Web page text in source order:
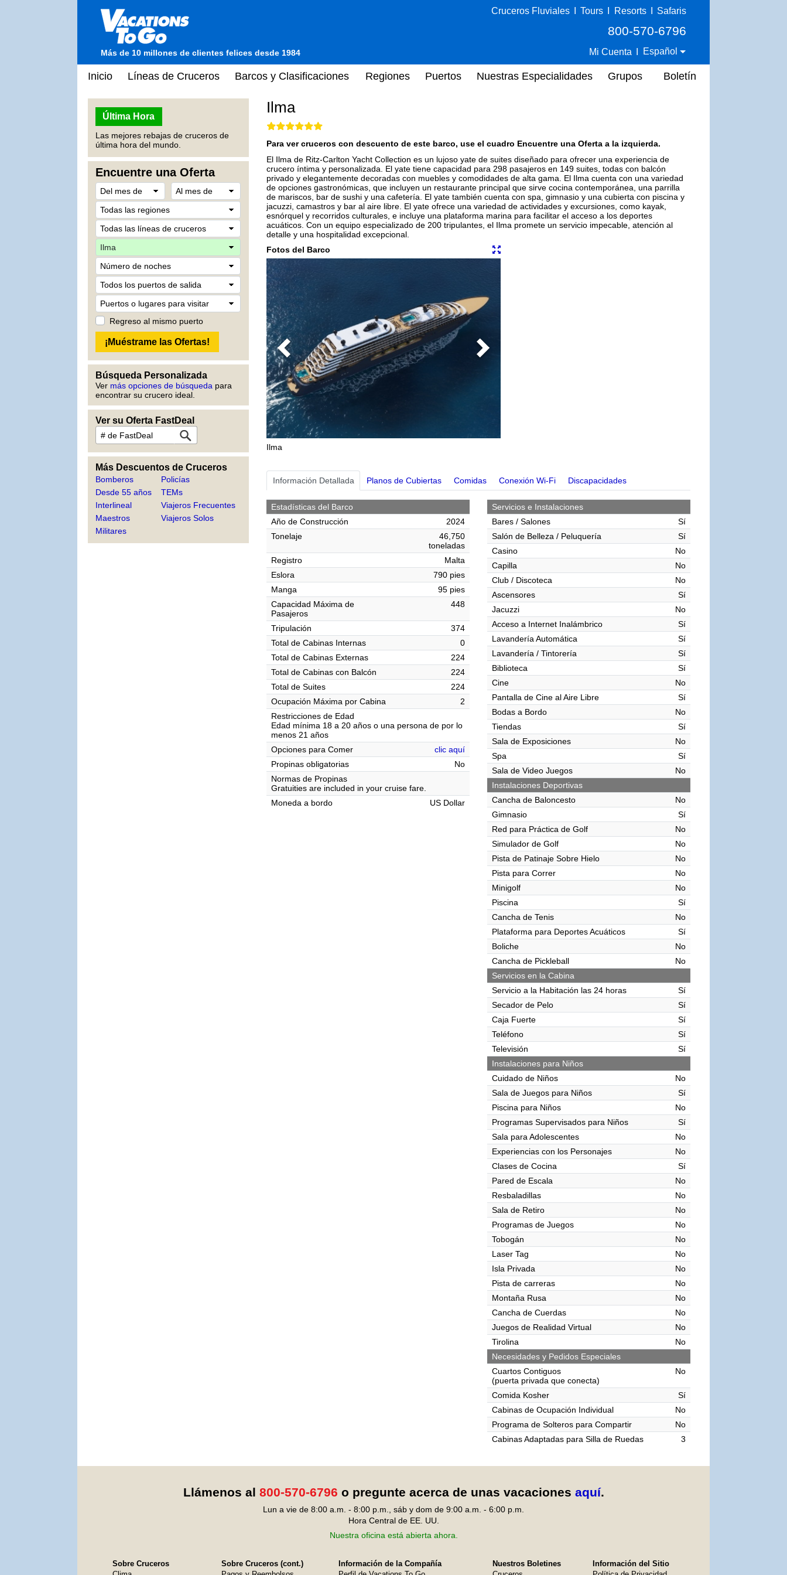
Más de 10 millones de clientes felices desde 1984
Cruceros Fluviales Tours Resorts Safaris
800-570-6796
Mi Cuenta Español
Inicio Líneas de Cruceros Barcos y Clasificaciones Regiones Puertos Nuestras Especialidades Grupos Boletín
Última Hora
Las mejores rebajas de cruceros de
última hora del mundo.
Encuentre una Oferta
Regreso al mismo puerto
Búsqueda Personalizada
Ver más opciones de búsqueda para
encontrar su crucero ideal.
Ver su Oferta FastDeal
Más Descuentos de Cruceros
Bomberos
Desde 55 años
Interlineal
Maestros
Militares
Policías
TEMs
Viajeros Frecuentes
Viajeros Solos
Ilma
Para ver cruceros con descuento de este barco, use el cuadro Encuentre una Oferta a la izquierda.
El Ilma de Ritz-Carlton Yacht Collection es un lujoso yate de suites diseñado para ofrecer una experiencia de
crucero íntima y personalizada. El yate tiene capacidad para 298 pasajeros en 149 suites, todas con balcón
privado y elegantemente decoradas con muebles y comodidades de alta gama. El Ilma cuenta con una variedad
de opciones gastronómicas, que incluyen un restaurante principal que sirve cocina contemporánea, una parrilla
de mariscos, bar de sushi y una cafetería. El yate también cuenta con spa, gimnasio y una cubierta con piscina y
jacuzzi, camastros y bar al aire libre. El yate ofrece una variedad de actividades y excursiones, como kayak,
esnórquel y recorridos culturales, e incluye una plataforma marina para facilitar el acceso a los deportes
acuáticos. Con un equipo especializado de 200 tripulantes, el Ilma promete un servicio impecable, atención al
detalle y una hospitalidad excepcional.
Fotos del Barco
Previous Next
Ilma
Información Detallada Planos de Cubiertas Comidas Conexión Wi-Fi Discapacidades
Estadísticas del Barco
Año de Construcción
2024
Tonelaje
46,750
toneladas
Registro
Malta
Eslora
790 pies
Manga
95 pies
Capacidad Máxima de
Pasajeros
448
Tripulación
374
Total de Cabinas Internas
0
Total de Cabinas Externas
224
Total de Cabinas con Balcón
224
Total de Suites
224
Ocupación Máxima por Cabina
2
Restricciones de Edad
Edad mínima 18 a 20 años o una persona de por lo
menos 21 años
Opciones para Comer
clic aquí
Propinas obligatorias
No
Normas de Propinas
Gratuities are included in your cruise fare.
Moneda a bordo
US Dollar
Servicios e Instalaciones
Bares / Salones
Sí
Salón de Belleza / Peluquería
Sí
Casino
No
Capilla
No
Club / Discoteca
No
Ascensores
Sí
Jacuzzi
No
Acceso a Internet Inalámbrico
Sí
Lavandería Automática
Sí
Lavandería / Tintorería
Sí
Biblioteca
Sí
Cine
No
Pantalla de Cine al Aire Libre
Sí
Bodas a Bordo
No
Tiendas
Sí
Sala de Exposiciones
No
Spa
Sí
Sala de Video Juegos
No
Instalaciones Deportivas
Cancha de Baloncesto
No
Gimnasio
Sí
Red para Práctica de Golf
No
Simulador de Golf
No
Pista de Patinaje Sobre Hielo
No
Pista para Correr
No
Minigolf
No
Piscina
Sí
Cancha de Tenis
No
Plataforma para Deportes Acuáticos
Sí
Boliche
No
Cancha de Pickleball
No
Servicios en la Cabina
Servicio a la Habitación las 24 horas
Sí
Secador de Pelo
Sí
Caja Fuerte
Sí
Teléfono
Sí
Televisión
Sí
Instalaciones para Niños
Cuidado de Niños
No
Sala de Juegos para Niños
Sí
Piscina para Niños
No
Programas Supervisados para Niños
Sí
Sala para Adolescentes
No
Experiencias con los Personajes
No
Clases de Cocina
Sí
Pared de Escala
No
Resbaladillas
No
Sala de Retiro
No
Programas de Juegos
No
Tobogán
No
Laser Tag
No
Isla Privada
No
Pista de carreras
No
Montaña Rusa
No
Cancha de Cuerdas
No
Juegos de Realidad Virtual
No
Tirolina
No
Necesidades y Pedidos Especiales
Cuartos Contiguos
(puerta privada que conecta)
No
Comida Kosher
Sí
Cabinas de Ocupación Individual
No
Programa de Solteros para Compartir
No
Cabinas Adaptadas para Silla de Ruedas
3
Llámenos al 800-570-6796 o pregunte acerca de unas vacaciones aquí.
Lun a vie de 8:00 a.m. - 8:00 p.m., sáb y dom de 9:00 a.m. - 6:00 p.m.
Hora Central de EE. UU.
Nuestra oficina está abierta ahora.
Sobre Cruceros
Sobre Cruceros (cont.)
Información de la Compañía
Nuestros Boletines
Información del Sitio